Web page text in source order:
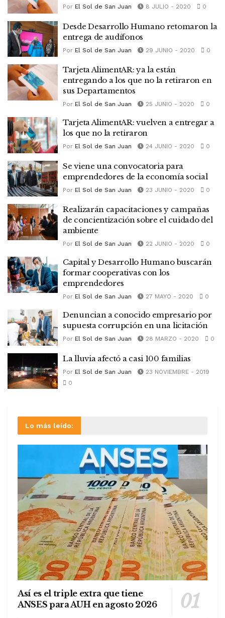
Por El Sol de San Juan 8 JULIO - 2020 0
Desde Desarrollo Humano retomaron la
entrega de audífonos
Por El Sol de San Juan 29 JUNIO - 2020 0
Tarjeta AlimentAR: ya la están
entregando a los que no la retiraron en
sus Departamentos
Por El Sol de San Juan 25 JUNIO - 2020 0
Tarjeta AlimentAR: vuelven a entregar a
los que no la retiraron
Por El Sol de San Juan 24 JUNIO - 2020 0
Se viene una convocatoria para
emprendedores de la economía social
Por El Sol de San Juan 23 JUNIO - 2020 0
Realizarán capacitaciones y campañas
de concientización sobre el cuidado del
ambiente
Por El Sol de San Juan 22 JUNIO - 2020 0
Capital y Desarrollo Humano buscarán
formar cooperativas con los
emprendedores
Por El Sol de San Juan 27 MAYO - 2020 0
Denuncian a conocido empresario por
supuesta corrupción en una licitación
Por El Sol de San Juan 28 MARZO - 2020 0
La lluvia afectó a casi 100 familias
Por El Sol de San Juan
23 NOVIEMBRE - 2019
0
Lo más leído:
Así es el triple extra que tiene
ANSES para AUH en agosto 2026